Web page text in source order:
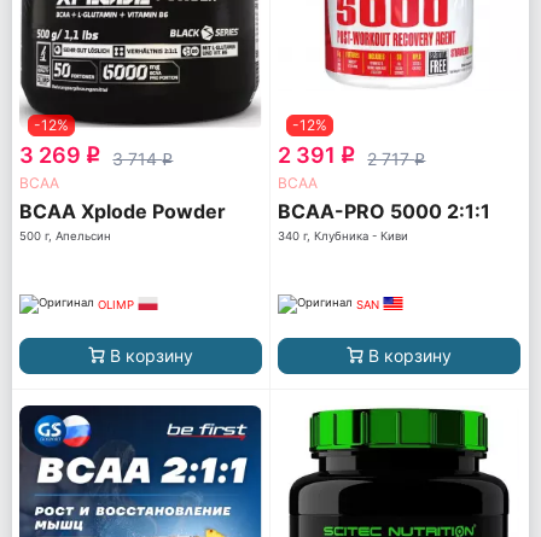
-12%
3 269 q 3 714q
ВСАА
BCAA Xplode Powder
500 г, Апельсин
OLIMP
В корзину
-12%
2 391 q 2 717q
ВСАА
BCAA-PRO 5000 2:1:1
340 г, Клубника - Киви
SAN
В корзину